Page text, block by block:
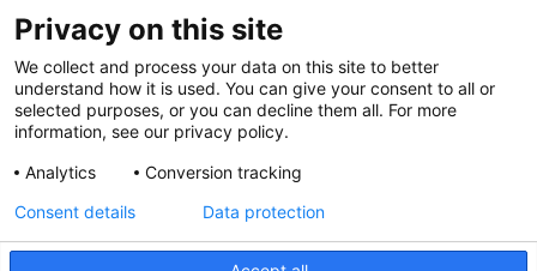
Hutchwilco-Bootsmesse 2026
8. Mai 2026
Aktualisierte Hella marine
31. März 2026
Privacy on this site
We collect and process your data on this site to better
understand how it is used. You can give your consent to all or
selected purposes, or you can decline them all. For more
information, see our privacy policy.
Analytics
Conversion tracking
Consent details Data protection